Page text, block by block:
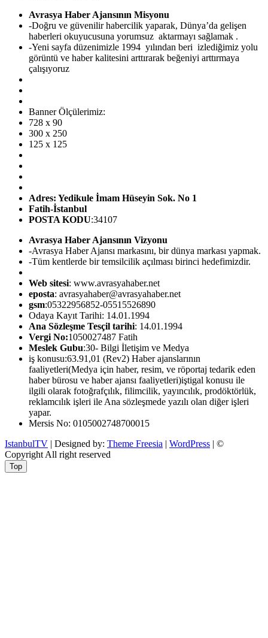
Avrasya Haber Ajansının Misyonu
-Doğru ve güvenilir habercilik yaparak, Dünya’da gelişen
haberleri okuyucusuna yorumsuz aktarmayı sağlamak .
-Yeni sayfa düzenimizle 1994 yılından beri izlediğimiz yolu
görüntü ve haber kalitesini arttırarak beğeniyi arttırmaya
çalışıyoruz
Banner Ölçülerimiz:
728 x 90
300 x 250
125 x 125
Adres: Yedikule İmam Hüseyin Sok. No 1
Fatih-İstanbul
POSTA KODU:34107
Avrasya Haber Ajansının Vizyonu
-Avrasya Haber Ajansı markasını, bir dünya markası yapmak.
-Tüm kentlerde bir temsilcilik açılması birinci hedefimizdir.
Web sitesi: www.avrasyahaber.net
eposta: avrasyahaber@avrasyahaber.net
gsm:05322956852-05515526890
Odaya Kayıt Tarihi: 14.01.1994
Ana Sözleşme Tesçil tarihi: 14.01.1994
Vergi No:1050027487 Fatih
Meslek Gubu:30- Bilgi İletişim ve Medya
iş konusu:63.91,01 (Rev2) Haber ajanslarının
faaliyetleri(Medya için haber, resim, ve röportaj tedarik eden
haber bürosu ve haber ajansı faaliyetleri)iştigal konusu ile
ilgili olarak fotoğrafçılık, filimcilik, yayıncılık, prodöktörlük,
reklamcılık işleri ile Ana sözleşmede yazılı olan diğer işleri
yapar.
Mersis No: 0105002748700015
IstanbulTV | Designed by: Theme Freesia | WordPress | ©
Copyright All right reserved
Top